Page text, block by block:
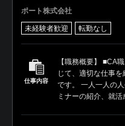
ポート株式会社
未経験者歓迎 転勤なし
仕事内容
【職務概要】 ■CA
じて、適切な仕事
です。 一人一人の
ミナーの紹介、就活